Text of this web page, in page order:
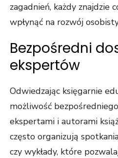
zagadnień, każdy znajdzie
wpłynąć na rozwój
Bezpośredni
ekspertów
Odwiedzając księgarnie
możliwość
ekspertami i autorami
często organizują
czy wykłady, które